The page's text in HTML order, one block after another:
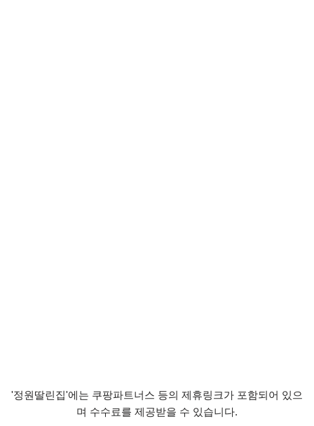
'정원딸린집'에는 쿠팡파트너스 등의 제휴링크가 포함되어 있으
며 수수료를 제공받을 수 있습니다.